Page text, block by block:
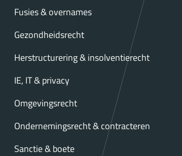
Fusies & overnames
Gezondheidsrecht
Herstructurering & insolventierecht
IE, IT & privacy
Omgevingsrecht
Ondernemingsrecht & contracteren
Sanctie & boete